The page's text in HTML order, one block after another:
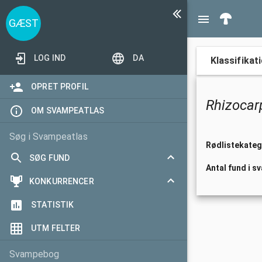
GÆST
LOG IND DA
OPRET PROFIL
OM SVAMPEATLAS
Søg i Svampeatlas
SØG FUND
Toggle
collapsed
Søgeformular
I dag
Seneste 3 dage
Seneste 7 dage
KONKURRENCER
Toggle
collapsed
Mest aktive validator
Flest arter
Årets hitjæger
STATISTIK
UTM FELTER
Svampebog
Antal fund i